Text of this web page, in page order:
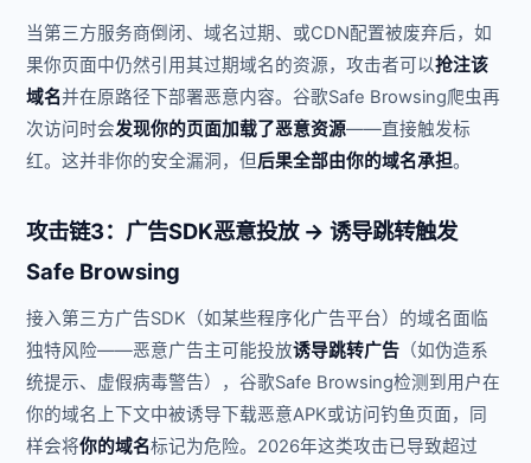
当第三方服务商倒闭、域名过期、或CDN配置被废弃后，如
果你页面中仍然引用其过期域名的资源，攻击者可以抢注该
域名并在原路径下部署恶意内容。谷歌Safe Browsing爬虫再
次访问时会发现你的页面加载了恶意资源——直接触发标
红。这并非你的安全漏洞，但后果全部由你的域名承担。
攻击链3：广告SDK恶意投放 → 诱导跳转触发
Safe Browsing
接入第三方广告SDK（如某些程序化广告平台）的域名面临
独特风险——恶意广告主可能投放诱导跳转广告 （如伪造系
统提示、虚假病毒警告），谷歌Safe Browsing检测到用户在
你的域名上下文中被诱导下载恶意APK或访问钓鱼页面，同
样会将你的域名标记为危险。2026年这类攻击已导致超过